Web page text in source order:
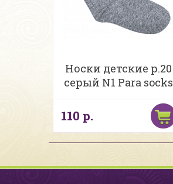
Носки детские р.20
серый N1 Para socks
110 р.